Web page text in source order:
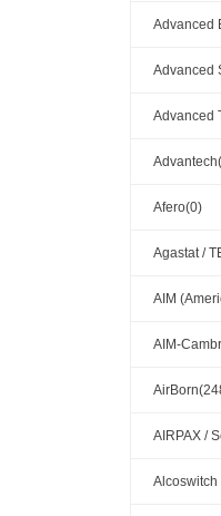
Advanced
Advanced
Advanced
Afero(0)
Agastat /
AIM
(209)
AIM-
Connectivity
AIRPAX /
Alcoswitch